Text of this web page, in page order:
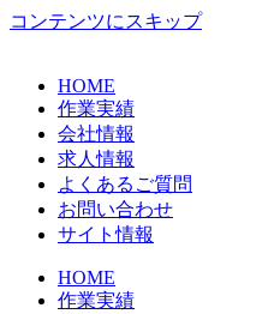
コンテンツにスキップ
HOME
作業実績
会社情報
求人情報
よくあるご質問
お問い合わせ
サイト情報
HOME
作業実績